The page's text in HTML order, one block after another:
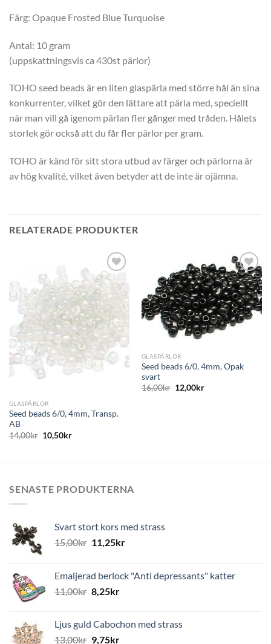
Färg: Opaque Frosted Blue Turquoise
Antal: 10 gram
(uppskattningsvis ca 430st pärlor)
TOHO seed beads är en liten glaspärla med större hål än sina
konkurrenter, vilket gör den lättare att pärla med, speciellt
när man vill gå igenom pärlan fler gånger med tråden. Hålets
storlek gör också att du får fler pärlor per gram.
TOHO är känd för sitt stora utbud av färger och pärlorna är
av hög kvalité, vilket även betyder att de inte är ojämna.
RELATERADE PRODUKTER
GLASPÄRLOR
Seed beads 6/0, 4mm, Transp.
AB
14,00kr 10,50kr
GLASPÄRLOR
Seed beads 6/0, 4mm, Opak
svart
16,00kr 12,00kr
SENASTE PRODUKTERNA
Svart stort kors med strass
15,00kr 11,25kr
Emaljerad berlock "Anti depressants" katter
11,00kr 8,25kr
Ljus guld Cabochon med strass
13,00kr 9,75kr